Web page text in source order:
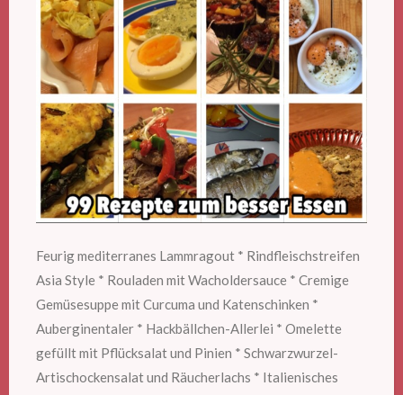
Feurig mediterranes Lammragout * Rindfleischstreifen
Asia Style * Rouladen mit Wacholdersauce * Cremige
Gemüsesuppe mit Curcuma und Katenschinken *
Auberginentaler * Hackbällchen-Allerlei * Omelette
gefüllt mit Pflücksalat und Pinien * Schwarzwurzel-
Artischockensalat und Räucherlachs * Italienisches